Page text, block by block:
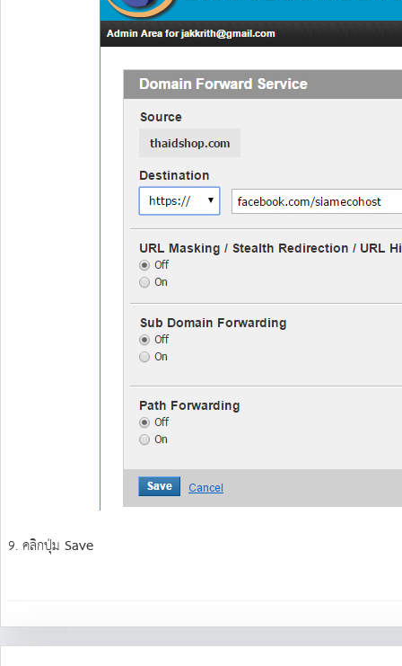
9. คลิกปุ่ม Save